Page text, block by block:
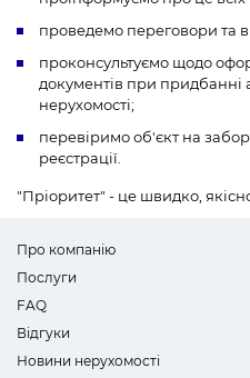
проведемо переговори та
проконсультуємо щодо
документів при придбанні
нерухомості;
перевіримо об'єкт на
реєстрації.
"Пріоритет" - це швидко,
Про компанію
Послуги
FAQ
Відгуки
Новини нерухомості